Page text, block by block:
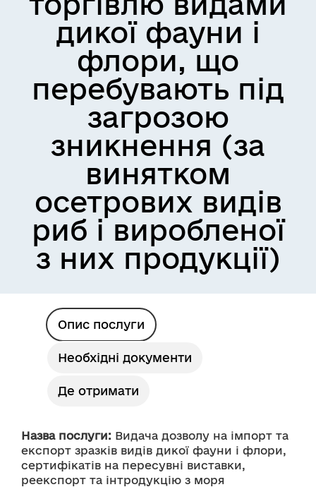
дикої фауни і
флори, що
перебувають під
загрозою
зникнення (за
винятком
осетрових видів
риб і виробленої
з них продукції)
Опис послуги
Необхідні документи
Де отримати
Назва послуги: Видача дозволу на імпорт та
експорт зразків видів дикої фауни і флори,
сертифікатів на пересувні виставки,
реекспорт та інтродукцію з моря